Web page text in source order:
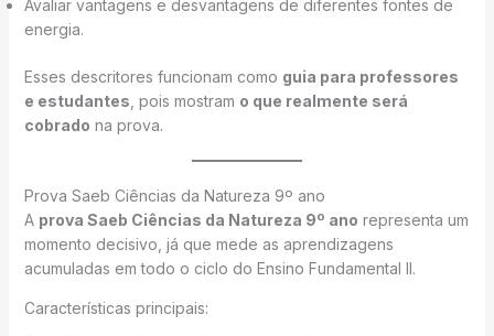
Avaliar vantagens e desvantagens de diferentes fontes de
energia.
Esses descritores funcionam como guia para professores
e estudantes , pois mostram o que realmente será
cobrado na prova.
Prova Saeb Ciências da Natureza 9º ano
A prova Saeb Ciências da Natureza 9º ano representa um
momento decisivo, já que mede as aprendizagens
acumuladas em todo o ciclo do Ensino Fundamental II.
Características principais: